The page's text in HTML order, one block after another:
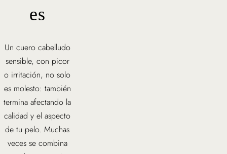
es
Un cuero cabelludo
sensible, con picor
o irritación, no solo
es molesto: también
termina afectando la
calidad y el aspecto
de tu pelo. Muchas
veces se combina